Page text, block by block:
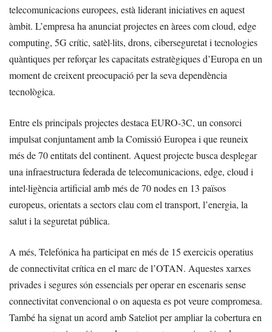
telecomunicacions europees, està liderant iniciatives en aquest
àmbit. L’empresa ha anunciat projectes en àrees com cloud, edge
computing, 5G crític, satèl·lits, drons, ciberseguretat i tecnologies
quàntiques per reforçar les capacitats estratègiques d’Europa en un
moment de creixent preocupació per la seva dependència
tecnològica.
Entre els principals projectes destaca EURO-3C, un consorci
impulsat conjuntament amb la Comissió Europea i que reuneix
més de 70 entitats del continent. Aquest projecte busca desplegar
una infraestructura federada de telecomunicacions, edge, cloud i
intel·ligència artificial amb més de 70 nodes en 13 països
europeus, orientats a sectors clau com el transport, l’energia, la
salut i la seguretat pública.
A més, Telefónica ha participat en més de 15 exercicis operatius
de connectivitat crítica en el marc de l’OTAN. Aquestes xarxes
privades i segures són essencials per operar en escenaris sense
connectivitat convencional o on aquesta es pot veure compromesa.
També ha signat un acord amb Sateliot per ampliar la cobertura en